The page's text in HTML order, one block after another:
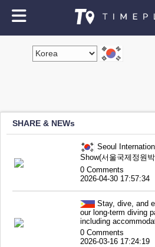
SHARE & NEWs
Seoul
Show(서울국제정원
0 Comments
2026-04-30 17:57:34
Stay, dive, and
our long-term diving
including
0 Comments
2026-03-16 17:24:19